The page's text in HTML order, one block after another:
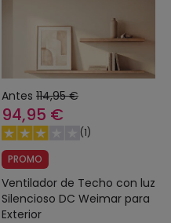
Antes 114,95 €
94,95 €
(1)
PROMO
Ventilador de Techo con luz
Silencioso DC Weimar para
Exterior